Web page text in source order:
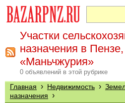
Участки
назначения в
«Маньчжурия»
0 объявлений в этой рубрике
Главная › Недвижимость ›
назначения ›